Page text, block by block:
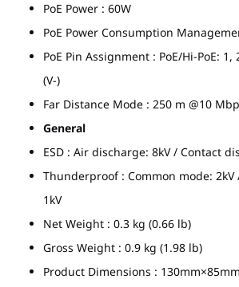
PoE Power : 60W
PoE Power Consumption
PoE Pin Assignment : PoE/Hi-PoE: 1,
(V-)
Far Distance Mode : 250 m @10
General
ESD : Air discharge: 8kV / Contact
Thunderproof : Common mode:
1kV
Net Weight : 0.3 kg (0.66 lb)
Gross Weight : 0.9 kg (1.98 lb)
Product Dimensions :